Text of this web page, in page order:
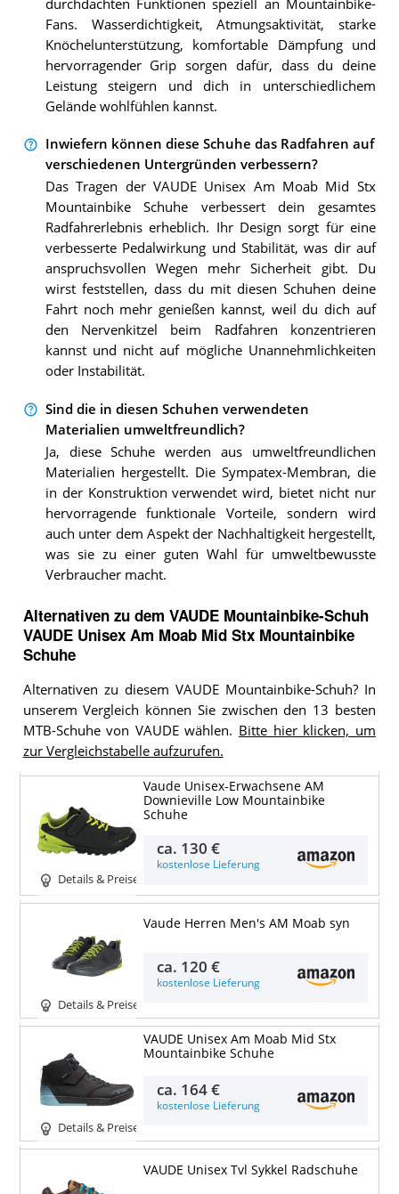
durchdachten Funktionen speziell an Mountainbike-
Fans. Wasserdichtigkeit, Atmungsaktivität, starke
Knöchelunterstützung, komfortable Dämpfung und
hervorragender Grip sorgen dafür, dass du deine
Leistung steigern und dich in unterschiedlichem
Gelände wohlfühlen kannst.
Inwiefern können diese Schuhe das Radfahren auf
verschiedenen Untergründen verbessern?
Das Tragen der VAUDE Unisex Am Moab Mid Stx
Mountainbike Schuhe verbessert dein gesamtes
Radfahrerlebnis erheblich. Ihr Design sorgt für eine
verbesserte Pedalwirkung und Stabilität, was dir auf
anspruchsvollen Wegen mehr Sicherheit gibt. Du
wirst feststellen, dass du mit diesen Schuhen deine
Fahrt noch mehr genießen kannst, weil du dich auf
den Nervenkitzel beim Radfahren konzentrieren
kannst und nicht auf mögliche Unannehmlichkeiten
oder Instabilität.
Sind die in diesen Schuhen verwendeten
Materialien umweltfreundlich?
Ja, diese Schuhe werden aus umweltfreundlichen
Materialien hergestellt. Die Sympatex-Membran, die
in der Konstruktion verwendet wird, bietet nicht nur
hervorragende funktionale Vorteile, sondern wird
auch unter dem Aspekt der Nachhaltigkeit hergestellt,
was sie zu einer guten Wahl für umweltbewusste
Verbraucher macht.
Alternativen zu dem VAUDE Mountainbike-Schuh
VAUDE Unisex Am Moab Mid Stx Mountainbike
Schuhe
Alternativen zu diesem VAUDE Mountainbike-Schuh? In
unserem Vergleich können Sie zwischen den 13 besten
MTB-Schuhe von VAUDE wählen. Bitte hier klicken, um
zur Vergleichstabelle aufzurufen.
Details & Preise
Vaude Unisex-Erwachsene AM
Downieville Low Mountainbike
Schuhe
ca. 130 €
kostenlose Lieferung
Details & Preise
Vaude Herren Men's AM Moab syn
ca. 120 €
kostenlose Lieferung
Details & Preise
VAUDE Unisex Am Moab Mid Stx
Mountainbike Schuhe
ca. 164 €
kostenlose Lieferung
VAUDE Unisex Tvl Sykkel Radschuhe